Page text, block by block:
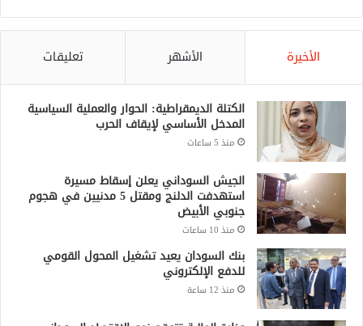
الأخيرة الأشهر تعليقات
الكتلة الديمقراطية: الحوار والعملية السياسية
المدخل الأساسي لإيقاف الحرب
منذ 5 ساعات
الجيش السوداني يعلن إسقاط مسيرة
استهدفت الدلنج ومقتل 5 مدنيين في هجوم
جنوبي الأبيض
منذ 10 ساعات
بنك السودان يعيد تشغيل المحول القومي
للدفع الإلكتروني
منذ 12 ساعة